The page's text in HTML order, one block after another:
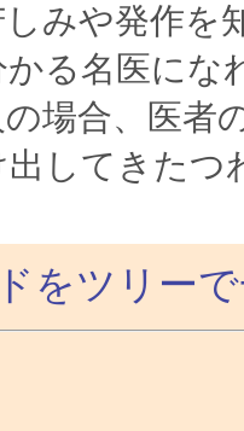
しみや発作を
る名医にな
の場合、医者
出してきたつ
をツリー